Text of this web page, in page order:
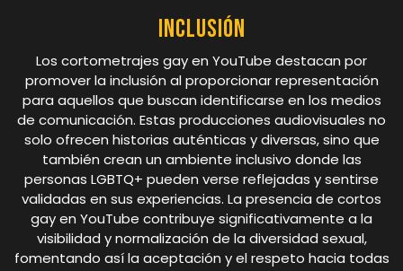
Inclusión
Los cortometrajes gay en YouTube destacan por
promover la inclusión al proporcionar representación
para aquellos que buscan identificarse en los medios
de comunicación. Estas producciones audiovisuales no
solo ofrecen historias auténticas y diversas, sino que
también crean un ambiente inclusivo donde las
personas LGBTQ+ pueden verse reflejadas y sentirse
validadas en sus experiencias. La presencia de cortos
gay en YouTube contribuye significativamente a la
visibilidad y normalización de la diversidad sexual,
fomentando así la aceptación y el respeto hacia todas